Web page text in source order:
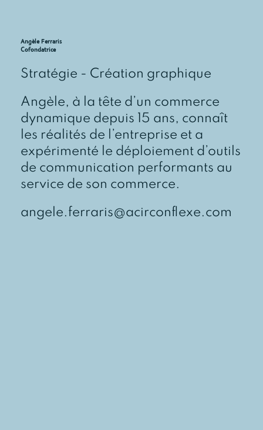
angele.ferraris@acirconflexe.com
Angèle, à la tête d’un commerce
dynamique depuis 15 ans, connaît
les réalités de l’entreprise et a
expérimenté le déploiement d’outils
de communication performants au
service de son commerce.
Stratégie - Création graphique
Angèle Ferraris
Cofondatrice